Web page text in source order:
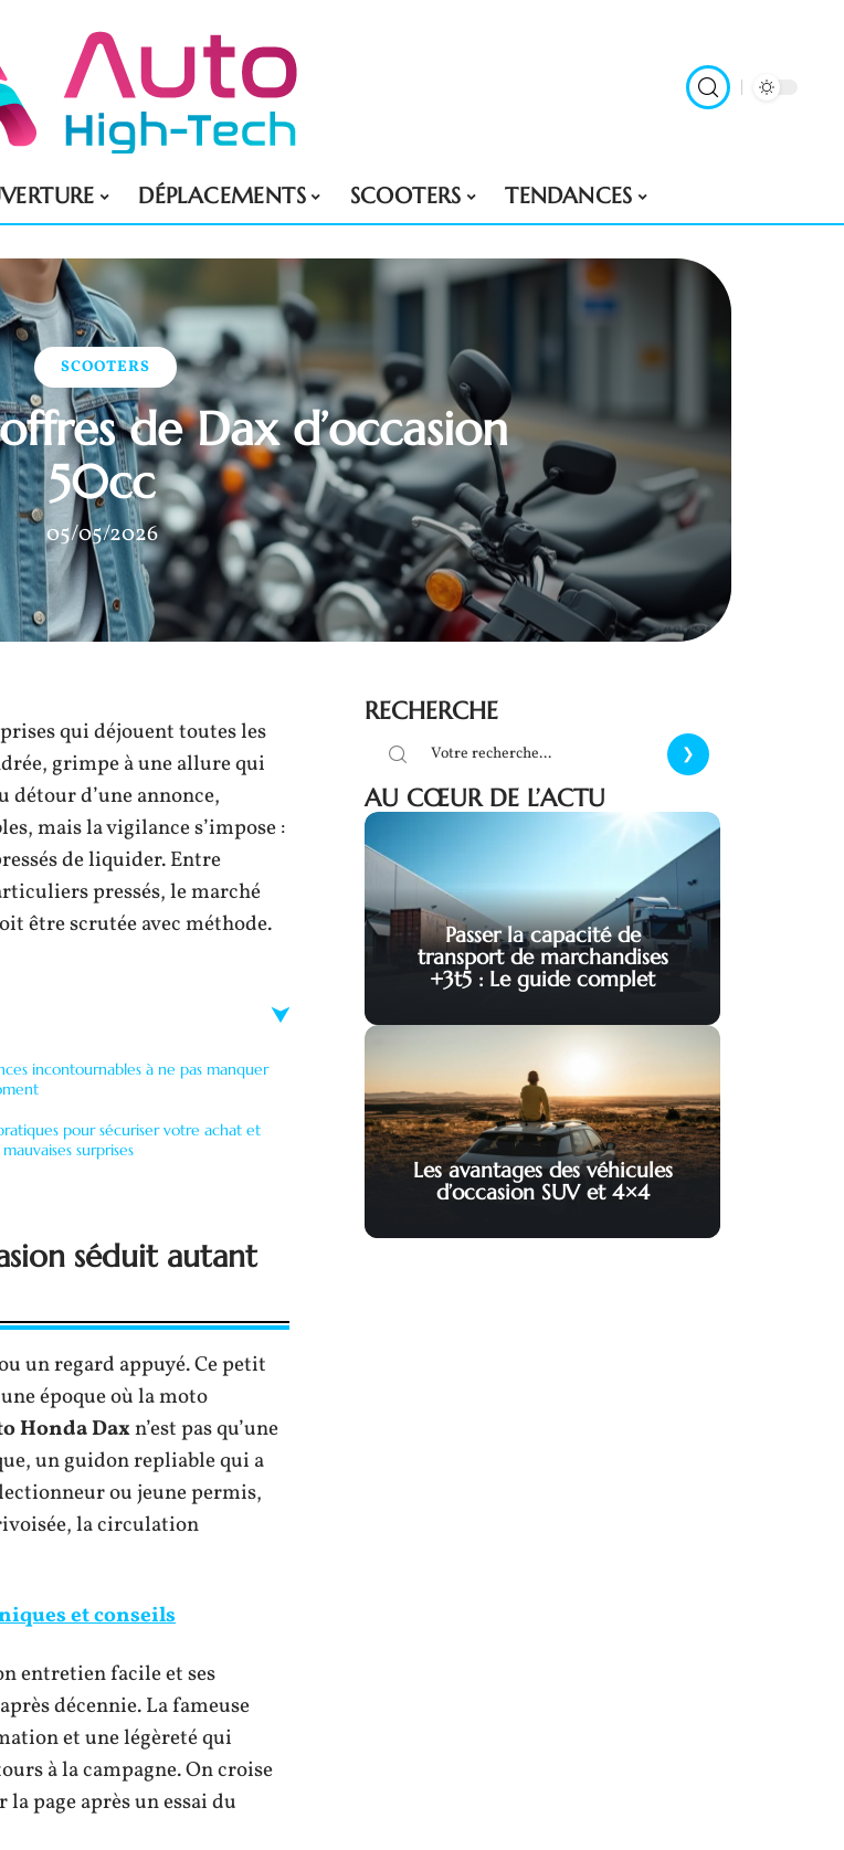
DÉPLACEMENTS SCOOTERS TENDANCES
SCOOTERS
de Dax d’occasion
50cc
05/05/2026
qui déjouent toutes les
grimpe à une allure qui
d’une annonce,
mais la vigilance s’impose :
de liquider. Entre
pressés, le marché
être scrutée avec méthode.
incontournables à ne pas manquer
pour sécuriser votre achat et
surprises
séduit autant
un regard appuyé. Ce petit
époque où la moto
Honda Daxn’est pas qu’une
un guidon repliable qui a
ou jeune permis,
la circulation
et conseils
entretien facile et ses
décennie. La fameuse
et une légèreté qui
à la campagne. On croise
page après un essai du
RECHERCHE
AU CŒUR DE L’ACTU
Passer la capacité de
transport de marchandises
+3t5 : Le guide complet
Les avantages des véhicules
d’occasion SUV et 4×4